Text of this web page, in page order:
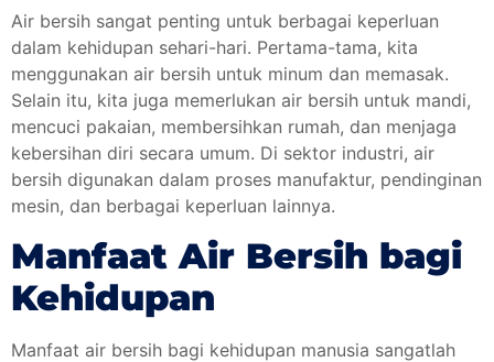
Air bersih sangat penting untuk berbagai keperluan
dalam kehidupan sehari-hari. Pertama-tama, kita
menggunakan air bersih untuk minum dan memasak.
Selain itu, kita juga memerlukan air bersih untuk mandi,
mencuci pakaian, membersihkan rumah, dan menjaga
kebersihan diri secara umum. Di sektor industri, air
bersih digunakan dalam proses manufaktur, pendinginan
mesin, dan berbagai keperluan lainnya.
Manfaat Air Bersih bagi
Kehidupan
Manfaat air bersih bagi kehidupan manusia sangatlah